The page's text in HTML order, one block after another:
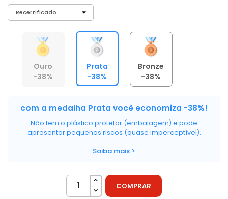
Ouro
-38%
Prata
-38%
Bronze
-38%
com a medalha Prata você economiza -38%!
Não tem o plástico protetor (embalagem) e pode
apresentar pequenos riscos (quase imperceptível).
Saiba mais >
COMPRAR